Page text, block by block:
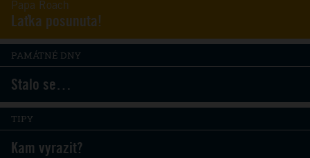
Papa Roach
Laťka posunuta!
PAMÁTNÉ DNY
Stalo se…
TIPY
Kam vyrazit?